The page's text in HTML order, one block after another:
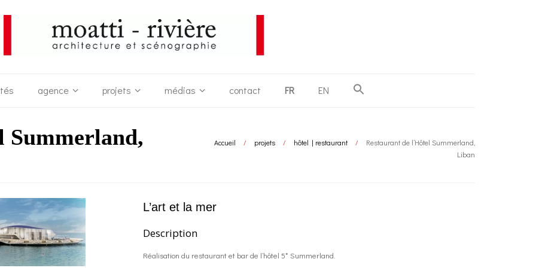
agence projets médias contact FR EN
Summerland,
Accueil / projets / hôtel | restaurant /
Restaurant de l’Hôtel Summerland,
Liban
L’art et la mer
Description
Réalisation du restaurant et bar de l’hôtel 5* Summerland.